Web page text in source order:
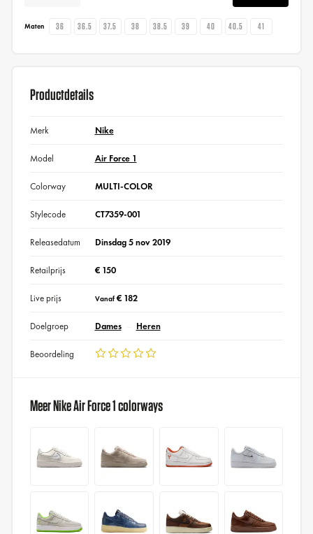
Maten 36 36.5 37.5 38 38.5 39 40 40.5 41
Productdetails
Merk Nike
Model Air Force 1
Colorway MULTI-COLOR
Stylecode CT7359-001
Releasedatum Dinsdag 5 nov 2019
Retailprijs € 150
Live prijs Vanaf€ 182
Doelgroep Dames Heren
Beoordeling
Meer Nike Air Force 1 colorways